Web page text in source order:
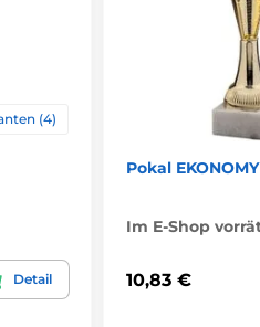
(4)
Detail
Pokal
Im E-Shop
10,83 €